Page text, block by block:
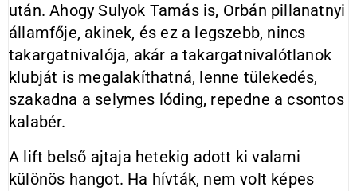
után. Ahogy Sulyok Tamás is, Orbán pillanatnyi
államfője, akinek, és ez a legszebb, nincs
takargatnivalója, akár a takargatnivalótlanok
klubját is megalakíthatná, lenne tülekedés,
szakadna a selymes lóding, repedne a csontos
kalabér.
A lift belső ajtaja hetekig adott ki valami
különös hangot. Ha hívták, nem volt képes